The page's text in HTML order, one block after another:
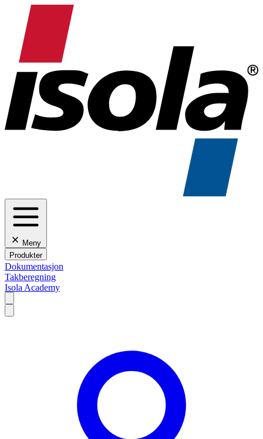
Meny
Produkter
Dokumentasjon
Takberegning
Isola Academy